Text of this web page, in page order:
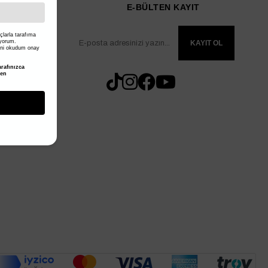
E-BÜLTEN KAYIT
KAYIT OL
tarafıma
okudum onay